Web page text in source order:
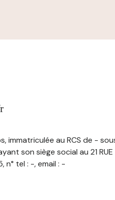
immatriculée au RCS de -
son siège social au 21 RUE
n° tel : -, email : -